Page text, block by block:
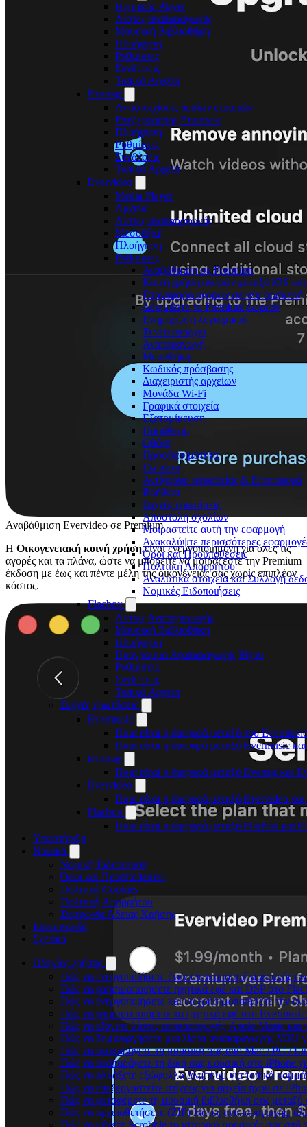
Ηχητικός Player
Λίστες αναπαραγωγής
Μουσική Βιβλιοθήκη
Πλοήγηση
Ρυθμίσεις
Συνδέσεις
Τοπικά Αρχεία
Evertag
Αντιστοιχίσεις πεδίων ετικετών
Επεξεργαστής Ετικετών
Πλοήγηση
Ρυθμίσεις
Συνδέσεις
Τοπικά Αρχεία
Evervideo
Media Player
Αρχεία
Λίστες αναπαραγωγής
Μεσοθήκη
Πλοήγηση
Ρυθμίσεις
Αναβάθμιση σε Premium
Κοινή χρήση αγορών μεταξύ iOS
Επαναφορά αγορών σε νέα συσκευή
Δοκιμάστε το Premium δωρεάν
Ενημέρωση λογισμικού
Τι νέο υπάρχει
Αναπαραγωγή
Μεσοθήκη
Κωδικός πρόσβασης
Διαχειριστής αρχείων
Μονάδα Wi-Fi
Γραφικά στοιχεία
Εξατομίκευση
Παράθυρο
Οθόνη
Προσβασιμότητα
Γλώσσα
Αντίγραφο ασφαλείας & Επαναφορά
Βοήθεια
Συχνές ερωτήσεις
Αποστολή σχολίων
Μοιραστείτε αυτή την εφαρμογή
Ανακαλύψτε περισσότερες
Όροι και Προϋποθέσεις
Πολιτική Απορρήτου
Αναλυτικά στοιχεία και Συλλογή
Νομικές Ειδοποιήσεις
Flacbox
Λίστες Αναπαραγωγής
Μουσική Βιβλιοθήκη
Πλοήγηση
Πρόγραμμα Αναπαραγωγής Ήχου
Ρυθμίσεις
Συνδέσεις
Τοπικά Αρχεία
Συχνές ερωτήσεις
Evermusic
Ποια είναι η διαφορά μεταξύ του
Ποια είναι η διαφορά μεταξύ Evermusic
Evertag
Ποια είναι η διαφορά μεταξύ Evertag και
Evervideo
Ποια είναι η διαφορά μεταξύ Evervideo
Flacbox
Ποια είναι η διαφορά μεταξύ Flacbox και
Υποστήριξη
Νομικά
Νομική Ειδοποίηση
Όροι και Προϋποθέσεις
Πολιτική Cookies
Πολιτική Απορρήτου
Συμφωνία Άδειας Χρήσης
Επικοινωνία
Σχετικά
Οδηγίες χρήσης
Πώς να ενεργοποιήσετε έναν οπτικοποιητή μουσικής
Πώς να χρησιμοποιήσετε ηχητικά εφέ και DSP στο
Πώς να ενεργοποιήσετε και να χρησιμοποιήσετε την
Πώς να χρησιμοποιήσετε τα ηχητικά εφέ στο
Πώς να εξάγετε λίστες αναπαραγωγής Apple Music και
Πώς να δημιουργήσετε μια λίστα αναπαραγωγής
Πώς να αναπαράγετε τη μουσική σας από Mac / PC /
Πώς να αναπαράγετε τη δική σας μουσική στο iPhone
Πώς να αλλάξετε εξώφυλλα άλμπουμ για τοπικά
Πώς να επεξεργαστείτε στίχους για αρχεία ήχου σε
Πώς να μεταφέρετε τη μουσική βιβλιοθήκη σας
Πώς να αρχειοθετήσετε (ZIP) λίστες αναπαραγωγής,
Πώς να κάνετε Scrobble το ιστορικό μουσικής σας
Αναβάθμιση Evervideo σε Premium
Η Οικογενειακή κοινή χρήσηείναι ενεργοποιημένη για όλες τις
αγορές και τα πλάνα, ώστε να μπορείτε να μοιράζεστε την Premium
έκδοση με έως και πέντε μέλη της οικογένειάς σας χωρίς επιπλέον
κόστος.